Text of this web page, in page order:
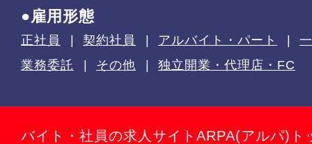
●雇用形態
正社員 契約社員 アルバイト・パート
業務委託
その他 独立開業・代理店・FC
バイト・社員の求人サイトARPA(アルパ)ト